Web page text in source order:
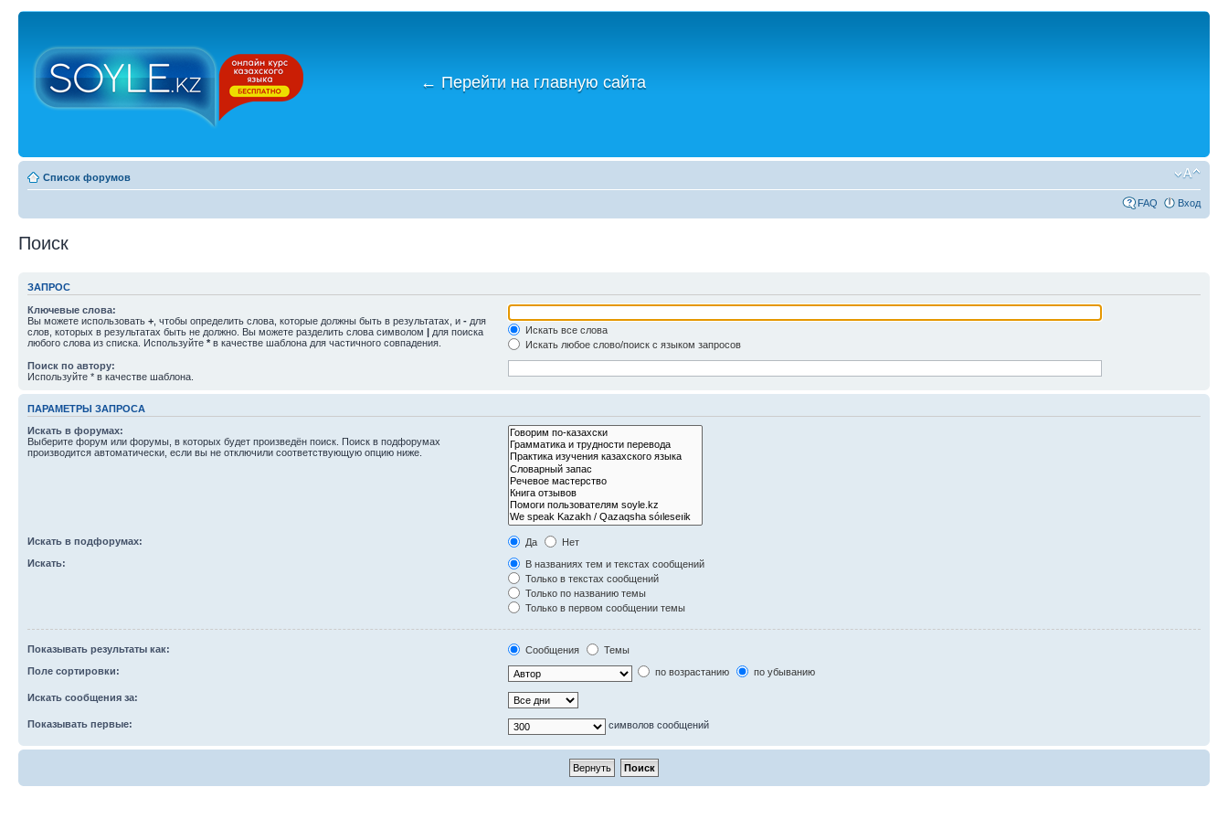
← Перейти на главную сайта
Список форумов
FAQ Вход
Поиск
ЗАПРОС
Ключевые слова:
Вы можете использовать + , чтобы определить слова, которые должны быть в результатах, и - для
слов, которых в результатах быть не должно. Вы можете разделить слова символом | для поиска
любого слова из списка. Используйте * в качестве шаблона для частичного совпадения.
Искать все слова
Искать любое слово/поиск с языком запросов
Поиск по автору:
Используйте * в качестве шаблона.
ПАРАМЕТРЫ ЗАПРОСА
Искать в форумах:
Выберите форум или форумы, в которых будет произведён поиск. Поиск в подфорумах
производится автоматически, если вы не отключили соответствующую опцию ниже.
Искать в подфорумах: Да
Нет
Искать:
В названиях тем и текстах сообщений
Только в текстах сообщений
Только по названию темы
Только в первом сообщении темы
Показывать результаты как: Сообщения
Темы
Поле сортировки:
по возрастанию по убыванию
Искать сообщения за:
Показывать первые: символов сообщений